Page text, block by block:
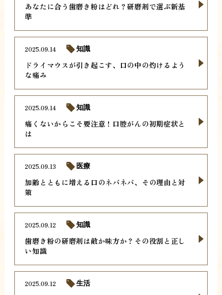
あなたに合う歯磨き粉はどれ？研磨剤で選ぶ新基
準
ドライマウスが引き起こす、口の中の灼けるよう
な痛み
2025.09.14 知識
痛くないからこそ要注意！口腔がんの初期症状と
は
2025.09.14 知識
加齢とともに増える口のネバネバ、その理由と対
策
2025.09.13 医療
歯磨き粉の研磨剤は敵か味方か？その役割と正し
い知識
2025.09.12 知識
2025.09.12 生活